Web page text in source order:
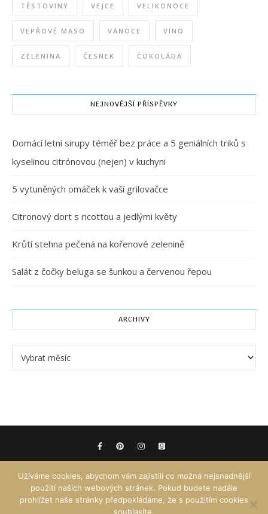
TĚSTOVINY VEJCE VELIKONOCE
VEPŘOVÉ MASO VÁNOCE VÍNO
ZELENINA ČESNEK ČOKOLÁDA
NEJNOVĚJŠÍ PŘÍSPĚVKY
Domácí letní sirupy téměř bez práce a 5 geniálních triků s
kyselinou citrónovou (nejen) v kuchyni
5 vytuněných omáček k vaší grilovačce
Citronový dort s ricottou a jedlými květy
Krůtí stehna pečená na kořenové zelenině
Salát z čočky beluga se šunkou a červenou řepou
ARCHIVY
Užíváme cookies, abychom vám zajistili co možná nejsnadnější
použití našich webových stránek. Pokud budete nadále
prohlížet naše stránky předpokládáme, že s použitím cookies
souhlasíte.